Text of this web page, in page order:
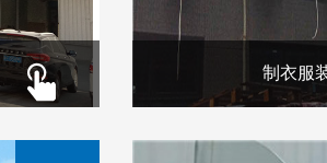
制衣服